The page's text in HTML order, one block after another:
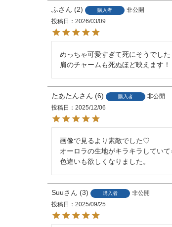
ふ 2 購入者
非公開
投稿日
2026/03/09
めっちゃ可愛すぎて死にそうでした
肩のチャームも死ぬほど映えます！
たあたん 6 購入者
非公開
投稿日
2025/12/06
画像で見るより素敵でした♡
オーロラの生地がキラキラしていて
色違いも欲しくなりました。
Suu 3 購入者
非公開
投稿日
2025/09/25